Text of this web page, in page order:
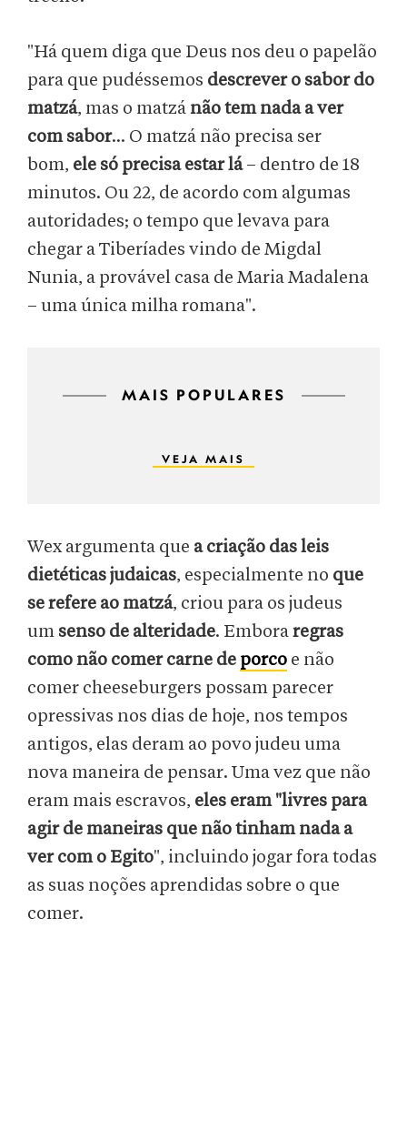
"Há quem diga que Deus nos deu o papelão
para que pudéssemos descrever o sabor do
matzá, mas o matzá não tem nada a ver
com sabor... O matzá não precisa ser
bom, ele só precisa estar lá– dentro de 18
minutos. Ou 22, de acordo com algumas
autoridades; o tempo que levava para
chegar a Tiberíades vindo de Migdal
Nunia, a provável casa de Maria Madalena
– uma única milha romana".
MAIS POPULARES
VEJA MAIS
Wex argumenta que a criação das leis
dietéticas judaicas, especialmente no que
se refere ao matzá, criou para os judeus
um senso de alteridade. Emboraregras
como não comer carne de porco e não
comer cheeseburgers possam parecer
opressivas nos dias de hoje, nos tempos
antigos, elas deram ao povo judeu uma
nova maneira de pensar. Uma vez que não
eram mais escravos, eles eram "livres para
agir de maneiras que não tinham nada a
ver com o Egito", incluindo jogar fora todas
as suas noções aprendidas sobre o que
comer.